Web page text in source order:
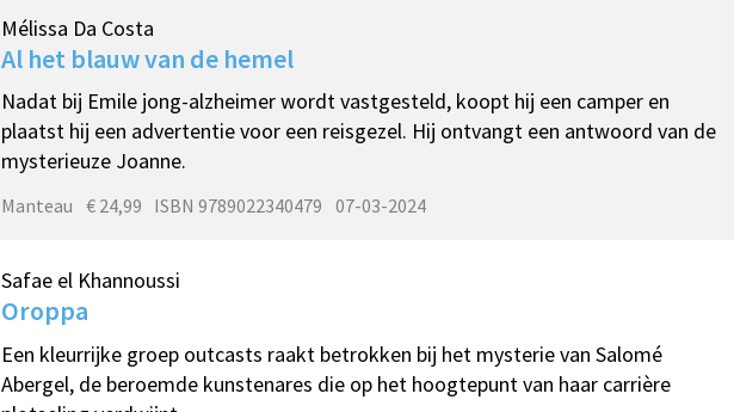
Mélissa Da Costa
Al het blauw van de hemel
Nadat bij Emile jong-alzheimer wordt vastgesteld, koopt hij een camper en
plaatst hij een advertentie voor een reisgezel. Hij ontvangt een antwoord van de
mysterieuze Joanne.
Manteau € 24,99 ISBN 9789022340479 07-03-2024
Safae el Khannoussi
Oroppa
Een kleurrijke groep outcasts raakt betrokken bij het mysterie van Salomé
Abergel, de beroemde kunstenares die op het hoogtepunt van haar carrière